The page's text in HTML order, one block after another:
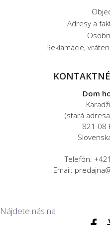
Adresy a
Reklamácie,
Dom
(stará
821 08
Telefón:
Email:
Nájdete nás na